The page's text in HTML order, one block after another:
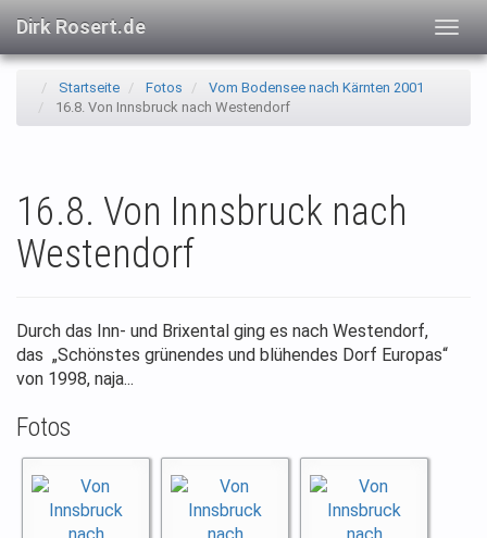
Dirk Rosert.de
Startseite Fotos
Vom Bodensee nach Kärnten 2001
16.8. Von Innsbruck nach Westendorf
16.8. Von Innsbruck nach
Westendorf
Durch das Inn- und Brixental ging es nach Westendorf,
das „Schönstes grünendes und blühendes Dorf Europas“
von 1998, naja...
Fotos